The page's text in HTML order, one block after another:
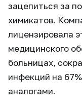
зацепиться за
химикатов.
лицензировала
медицинского
больницах,
инфекций на
аналогами.